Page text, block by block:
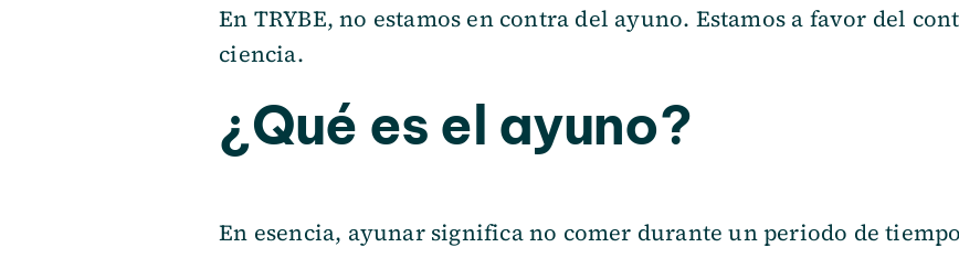
En TRYBE, no estamos en contra del ayuno. Estamos a favor del
ciencia.
¿Qué es el ayuno?
En esencia, ayunar significa no comer durante un periodo de